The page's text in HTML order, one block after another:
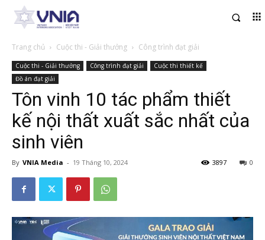
Trang chủ Cuộc thi - Giải thưởng Công trình đạt giải
Cuộc thi - Giải thưởng Công trình đạt giải
Cuộc thi thiết kế
Đồ án đạt giải
Tôn vinh 10 tác phẩm thiết
kế nội thất xuất sắc nhất của
sinh viên
By VNIA Media - 19 Tháng 10, 2024 0
3897